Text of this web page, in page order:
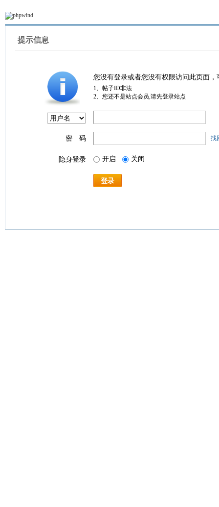
提示信息
您没有登录或者您没有权限访问此页面
1、帖子ID非法
2、您还不是站点会员,请先登录站点
密 码 找
隐身登录 开启 关闭
登录